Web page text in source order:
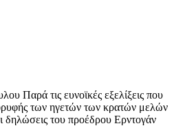
Παρά τις ευνοϊκές εξελίξεις που
των ηγετών των κρατών μελών
του προέδρου Ερντογάν